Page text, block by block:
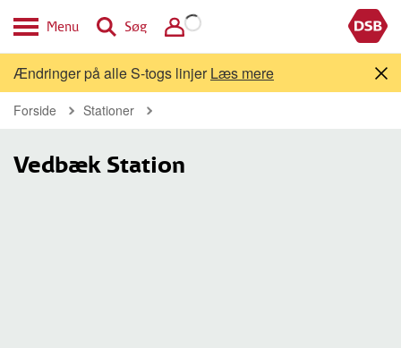
Menu Søg
Ændringer på alle S-togs linjerLæs mere
Forside Stationer
Vedbæk Station